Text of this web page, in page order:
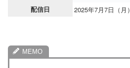
配信日 2025年7月7日（月）